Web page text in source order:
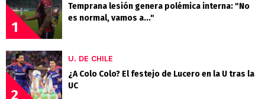
1
Temprana lesión genera polémica interna: "No
es normal, vamos a..."
2
U. DE CHILE
¿A Colo Colo? El festejo de Lucero en la U tras la
UC